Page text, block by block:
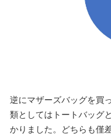
逆にマザーズバッグを買
類としてはトートバッグ
かりました。どちらも僅